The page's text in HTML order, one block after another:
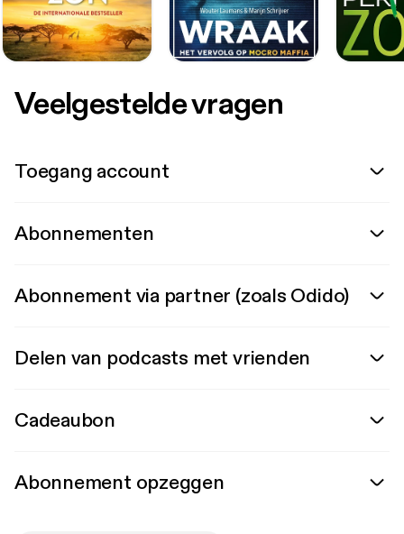
Veelgestelde vragen
Toegang account
Abonnementen
Abonnement via partner (zoals Odido)
Delen van podcasts met vrienden
Cadeaubon
Abonnement opzeggen